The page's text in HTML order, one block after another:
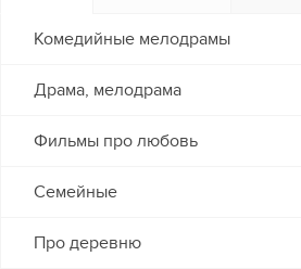
Комедийные мелодрамы
Драма, мелодрама
Фильмы про любовь
Семейные
Про деревню